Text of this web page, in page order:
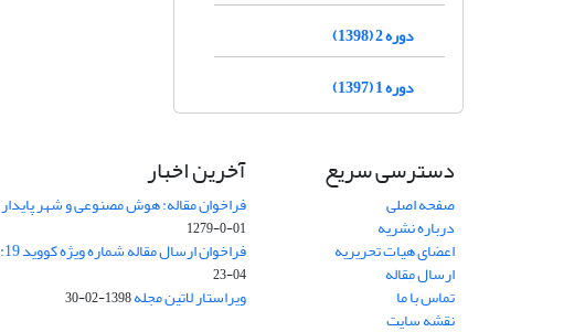
دوره 2 (1398)
دوره 1 (1397)
دسترسی سریع
صفحه اصلی
درباره نشریه
اعضای هیات تحریریه
ارسال مقاله
تماس با ما
نقشه سایت
آخرین اخبار
فراخوان مقاله: هوش مصنوعی و شهر پایدار
01-0-1279
فراخوان ارسال مقاله شماره ویژه کووید 19:
04-23
ویراستار لاتین مجله1398-02-30